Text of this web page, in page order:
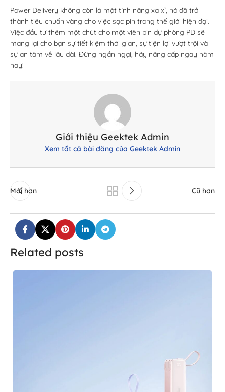
Power Delivery không còn là một tính năng xa xỉ, nó đã trở
thành tiêu chuẩn vàng cho việc sạc pin trong thế giới hiện đại.
Việc đầu tư thêm một chút cho một viên pin dự phòng PD sẽ
mang lại cho bạn sự tiết kiệm thời gian, sự tiện lợi vượt trội và
sự an tâm về lâu dài. Đừng ngần ngại, hãy nâng cấp ngay hôm
nay!
Giới thiệu Geektek Admin
Xem tất cả bài đăng của Geektek Admin
Mới hơn Cũ hơn
Related posts